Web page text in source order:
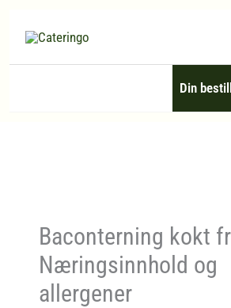
Din
Baconterning kokt
Næringsinnhold og
allergener